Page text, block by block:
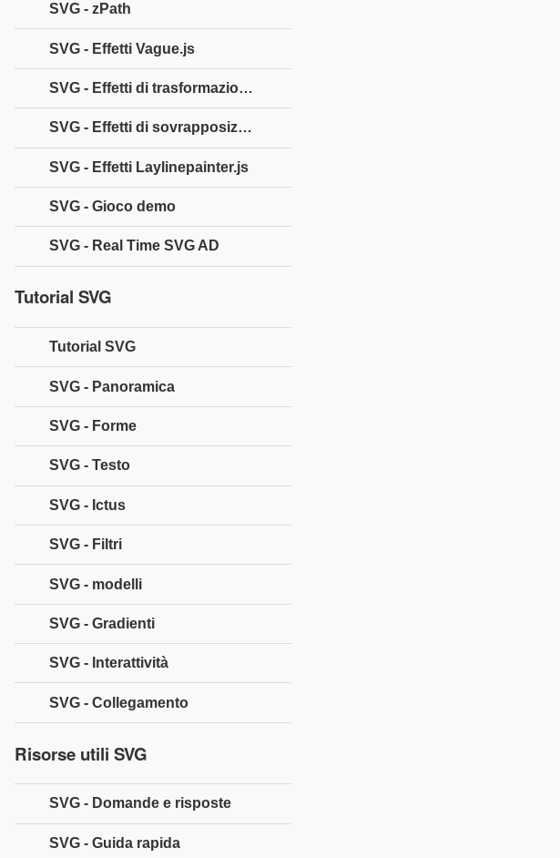
SVG - zPath
SVG - Effetti Vague.js
SVG - Effetti di trasformazione
SVG - Effetti di sovrapposizione a schermo intero
SVG - Effetti Laylinepainter.js
SVG - Gioco demo
SVG - Real Time SVG AD
Tutorial SVG
Tutorial SVG
SVG - Panoramica
SVG - Forme
SVG - Testo
SVG - Ictus
SVG - Filtri
SVG - modelli
SVG - Gradienti
SVG - Interattività
SVG - Collegamento
Risorse utili SVG
SVG - Domande e risposte
SVG - Guida rapida